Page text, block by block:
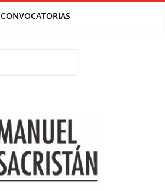
CONVOCATORIAS